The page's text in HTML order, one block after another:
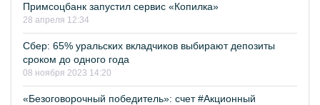
Примсоцбанк запустил сервис «Копилка»
28 апреля 12:34
Сбер: 65% уральских вкладчиков выбирают депозиты
сроком до одного года
08 ноября 2023 14:20
«Безоговорочный победитель»: счет #Акционный